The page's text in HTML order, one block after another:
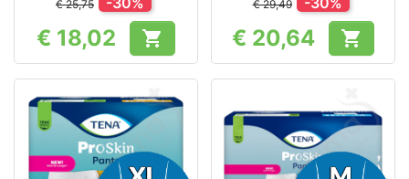
€ 25,75
Prijs
€ 18,02 
€ 29,49
Prijs
€ 20,64 